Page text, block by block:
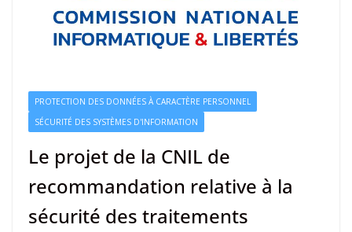
PROTECTION DES DONNÉES À CARACTÈRE PERSONNEL
SÉCURITÉ DES SYSTÈMES D'INFORMATION
Le projet de la CNIL de
recommandation relative à la
sécurité des traitements